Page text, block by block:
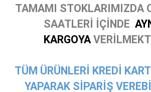
TAMAMI STOKLARIMIZDA
SAATLERİ İÇİNDE
KARGOYA
TÜM ÜRÜNLERİ KREDİ
YAPARAK SİPARİŞ